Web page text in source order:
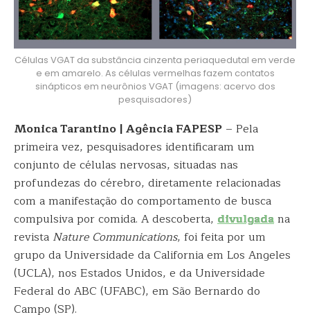
Células VGAT da substância cinzenta periaquedutal em verde
e em amarelo. As células vermelhas fazem contatos
sinápticos em neurônios VGAT (imagens: acervo dos
pesquisadores)
Monica Tarantino | Agência FAPESP – Pela
primeira vez, pesquisadores identificaram um
conjunto de células nervosas, situadas nas
profundezas do cérebro, diretamente relacionadas
com a manifestação do comportamento de busca
compulsiva por comida. A descoberta, divulgadana
revista Nature Communications, foi feita por um
grupo da Universidade da California em Los Angeles
(UCLA), nos Estados Unidos, e da Universidade
Federal do ABC (UFABC), em São Bernardo do
Campo (SP).